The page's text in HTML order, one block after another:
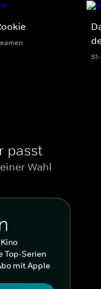
passt
Wahl
Top-Serien
mit Apple